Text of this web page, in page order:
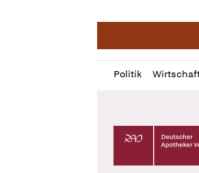
Politik
Profil
öffnen
Daz
Pur
Deutscher